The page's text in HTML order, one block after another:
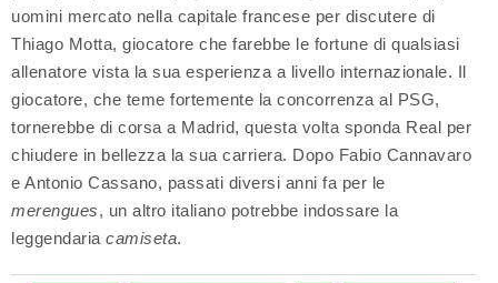
uomini mercato nella capitale francese per discutere di
Thiago Motta, giocatore che farebbe le fortune di qualsiasi
allenatore vista la sua esperienza a livello internazionale. Il
giocatore, che teme fortemente la concorrenza al PSG,
tornerebbe di corsa a Madrid, questa volta sponda Real per
chiudere in bellezza la sua carriera. Dopo Fabio Cannavaro
e Antonio Cassano, passati diversi anni fa per le
merengues, un altro italiano potrebbe indossare la
leggendaria camiseta.